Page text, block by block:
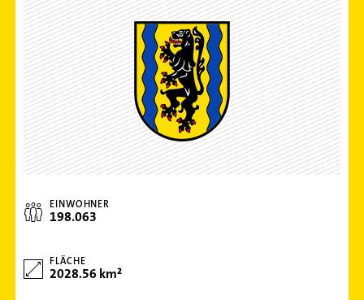
EINWOHNER
198.063
FLÄCHE
2028.56 km²